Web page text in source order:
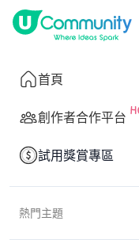
首頁
創作者合作平台
試用獎賞專區
熱門主題